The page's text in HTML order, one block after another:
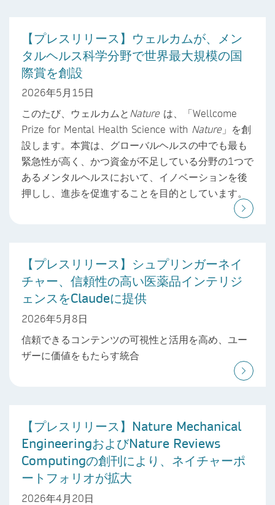
【プレスリリース】ウェルカムが、メン
タルヘルス科学分野で世界最大規模の国
際賞を創設
2026年5月15日
このたび、ウェルカムとNature は、「Wellcome
Prize for Mental Health Science with Nature」を創
設します。本賞は、グローバルヘルスの中でも最も
緊急性が高く、かつ資金が不足している分野の1つで
あるメンタルヘルスにおいて、イノベーションを後
押しし、進歩を促進することを目的としています。
【プレスリリース】シュプリンガーネイ
チャー、信頼性の高い医薬品インテリジ
ェンスをClaudeに提供
2026年5月8日
信頼できるコンテンツの可視性と活用を高め、ユー
ザーに価値をもたらす統合
【プレスリリース】Nature Mechanical
EngineeringおよびNature Reviews
Computingの創刊により、ネイチャーポ
ートフォリオが拡大
2026年4月20日